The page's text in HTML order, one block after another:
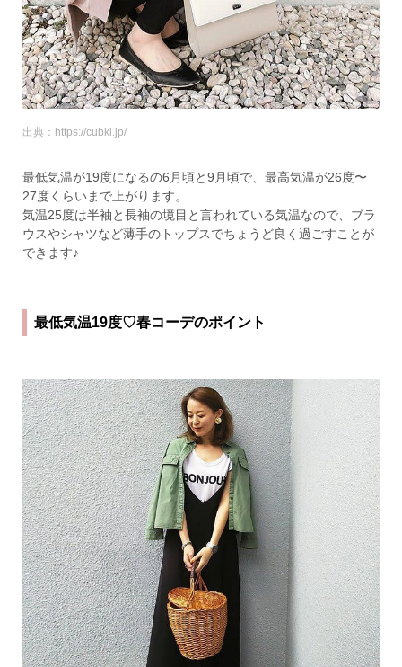
出典：https://cubki.jp/
最低気温が19度になるの6月頃と9月頃で、最高気温が26度〜
27度くらいまで上がります。
気温25度は半袖と長袖の境目と言われている気温なので、ブラ
ウスやシャツなど薄手のトップスでちょうど良く過ごすことが
できます♪
最低気温19度♡春コーデのポイント